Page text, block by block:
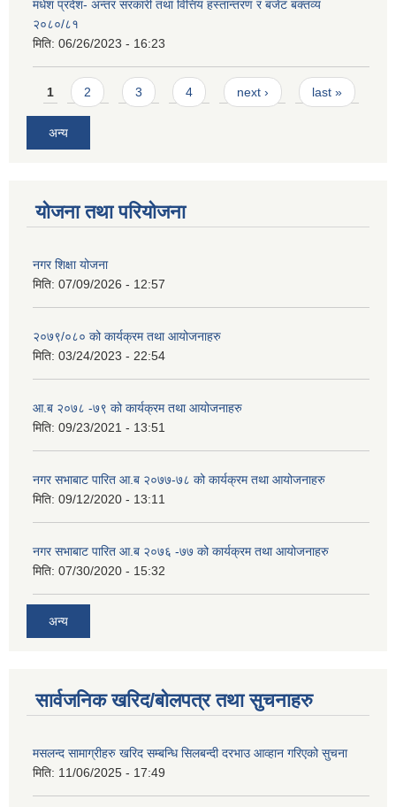
मधेश प्रदेश- अन्तर सरकारी तथा वित्तिय हस्तान्तरण र बजेट बक्तव्य
२०८०/८१
मिति: 06/26/2023 - 16:23
Pages
1 2 3 4 next › last »
अन्य
योजना तथा परियोजना
नगर शिक्षा योजना
मिति: 07/09/2026 - 12:57
२०७९/०८० को कार्यक्रम तथा आयोजनाहरु
मिति: 03/24/2023 - 22:54
आ.ब २०७८ -७९ को कार्यक्रम तथा आयोजनाहरु
मिति: 09/23/2021 - 13:51
नगर सभाबाट पारित आ.ब २०७७-७८ को कार्यक्रम तथा आयोजनाहरु
मिति: 09/12/2020 - 13:11
नगर सभाबाट पारित आ.ब २०७६ -७७ को कार्यक्रम तथा आयोजनाहरु
मिति: 07/30/2020 - 15:32
अन्य
सार्वजनिक खरिद/बोलपत्र तथा सुचनाहरु
मसलन्द सामाग्रीहरु खरिद सम्बन्धि सिलबन्दी दरभाउ आव्हान गरिएको सुचना
मिति: 11/06/2025 - 17:49